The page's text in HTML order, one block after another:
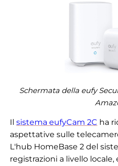
Schermata della eufy
Il sistema eufyCam 2C ha
aspettative sulle
L'hub HomeBase 2 del
registrazioni a livello